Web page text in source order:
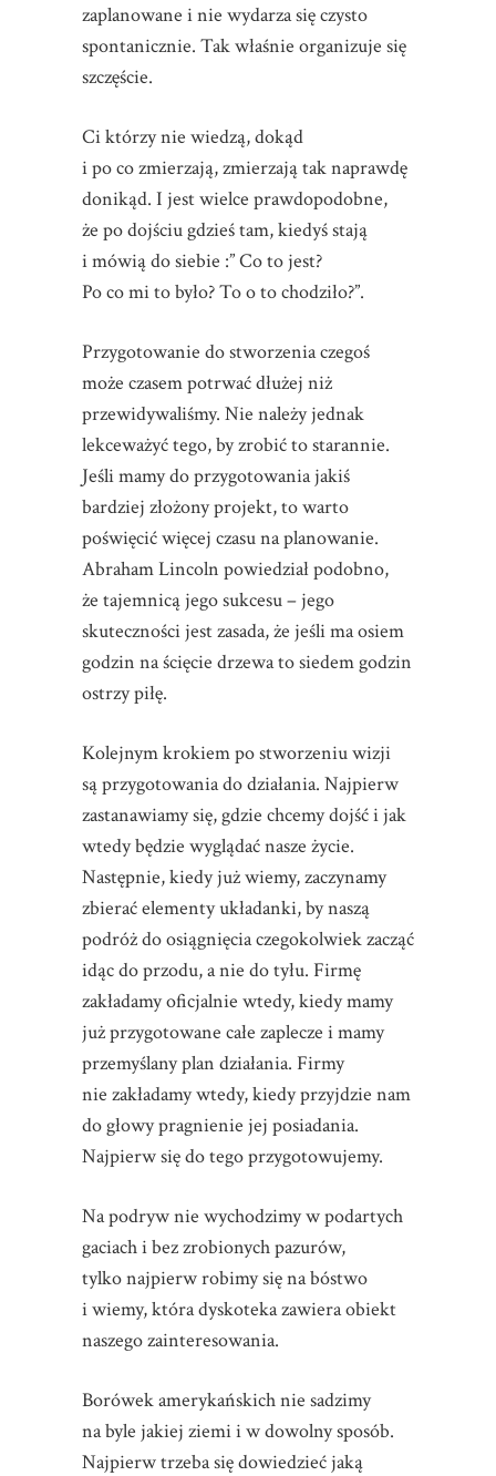
zaplanowane i nie wydarza się czysto
spontanicznie. Tak właśnie organizuje się
szczęście.
Ci którzy nie wiedzą, dokąd
i po co zmierzają, zmierzają tak naprawdę
donikąd. I jest wielce prawdopodobne,
że po dojściu gdzieś tam, kiedyś stają
i mówią do siebie :” Co to jest?
Po co mi to było? To o to chodziło?”.
Przygotowanie do stworzenia czegoś
może czasem potrwać dłużej niż
przewidywaliśmy. Nie należy jednak
lekceważyć tego, by zrobić to starannie.
Jeśli mamy do przygotowania jakiś
bardziej złożony projekt, to warto
poświęcić więcej czasu na planowanie.
Abraham Lincoln powiedział podobno,
że tajemnicą jego sukcesu – jego
skuteczności jest zasada, że jeśli ma osiem
godzin na ścięcie drzewa to siedem godzin
ostrzy piłę.
Kolejnym krokiem po stworzeniu wizji
są przygotowania do działania. Najpierw
zastanawiamy się, gdzie chcemy dojść i jak
wtedy będzie wyglądać nasze życie.
Następnie, kiedy już wiemy, zaczynamy
zbierać elementy układanki, by naszą
podróż do osiągnięcia czegokolwiek zacząć
idąc do przodu, a nie do tyłu. Firmę
zakładamy oficjalnie wtedy, kiedy mamy
już przygotowane całe zaplecze i mamy
przemyślany plan działania. Firmy
nie zakładamy wtedy, kiedy przyjdzie nam
do głowy pragnienie jej posiadania.
Najpierw się do tego przygotowujemy.
Na podryw nie wychodzimy w podartych
gaciach i bez zrobionych pazurów,
tylko najpierw robimy się na bóstwo
i wiemy, która dyskoteka zawiera obiekt
naszego zainteresowania.
Borówek amerykańskich nie sadzimy
na byle jakiej ziemi i w dowolny sposób.
Najpierw trzeba się dowiedzieć jaką